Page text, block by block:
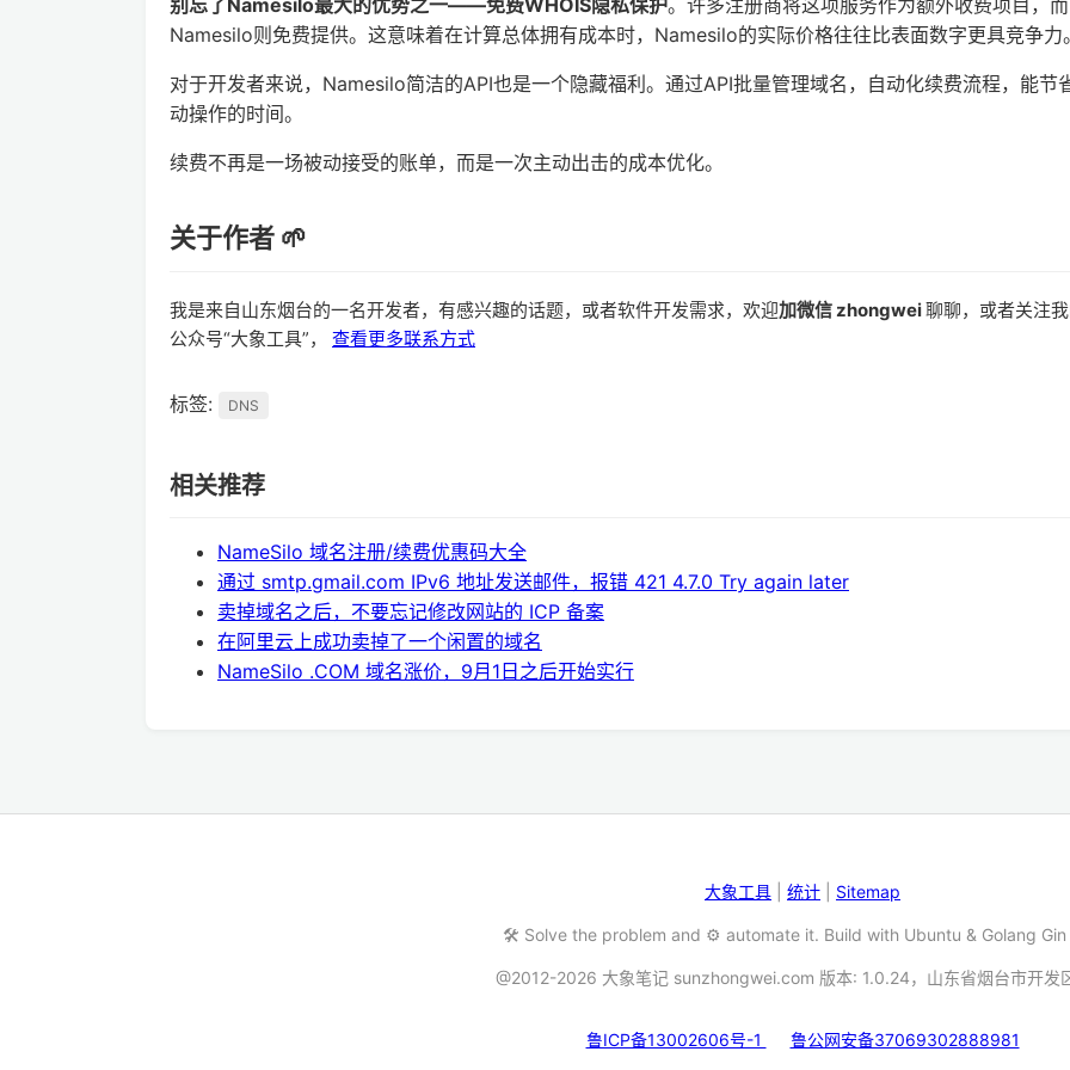
别忘了Namesilo最大的优势之一——免费WHOIS隐私保护。许多注册商将这项服务作为额外收费项目，而
Namesilo则免费提供。这意味着在计算总体拥有成本时，Namesilo的实际价格往往比表面数字更具竞争力。
对于开发者来说，Namesilo简洁的API也是一个隐藏福利。通过API批量管理域名，自动化续费流程，能节
动操作的时间。
续费不再是一场被动接受的账单，而是一次主动出击的成本优化。
关于作者 🌱
我是来自山东烟台的一名开发者，有感兴趣的话题，或者软件开发需求，欢迎加微信 zhongwei聊聊，或者关注
公众号“大象工具”， 查看更多联系方式
标签: DNS
相关推荐
NameSilo 域名注册/续费优惠码大全
通过 smtp.gmail.com IPv6 地址发送邮件，报错 421 4.7.0 Try again later
卖掉域名之后，不要忘记修改网站的 ICP 备案
在阿里云上成功卖掉了一个闲置的域名
NameSilo .COM 域名涨价，9月1日之后开始实行
大象工具 统计 Sitemap
🛠️ Solve the problem and ⚙️ automate it. Build with Ubuntu & Golang
@2012-2026 大象笔记 sunzhongwei.com 版本: 1.0.24，山东省烟台市开发
鲁ICP备13002606号-1 鲁公网安备37069302888981